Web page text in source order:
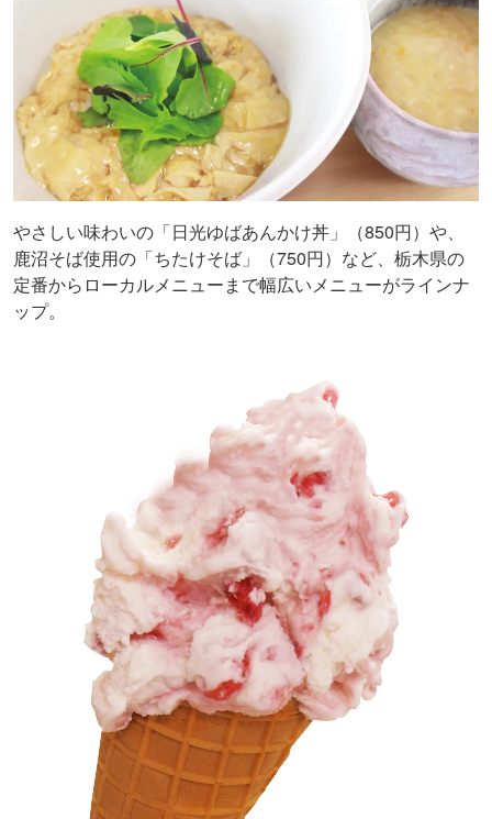
やさしい味わいの「日光ゆばあんかけ丼」（850円）や、
鹿沼そば使用の「ちたけそば」（750円）など、栃木県の
定番からローカルメニューまで幅広いメニューがラインナ
ップ。